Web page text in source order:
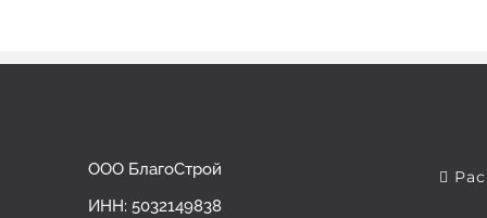
ООО БлагоСтрой
ИНН: 5032149838